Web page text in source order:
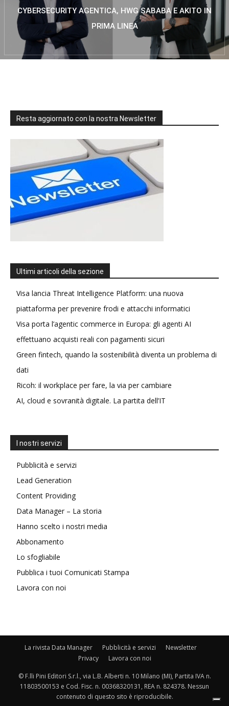
CYBERSECURITY AGENTICA, HWG SABABA E AKITO IN
PRIMA LINEA
Resta aggiornato con la nostra Newsletter
Ultimi articoli della sezione
Visa lancia Threat Intelligence Platform: una nuova
piattaforma per prevenire frodi e attacchi informatici
Visa porta l’agentic commerce in Europa: gli agenti AI
effettuano acquisti reali con pagamenti sicuri
Green fintech, quando la sostenibilità diventa un problema di
dati
Ricoh: il workplace per fare, la via per cambiare
AI, cloud e sovranità digitale. La partita dell’IT
I nostri servizi
Pubblicità e servizi
Lead Generation
Content Providing
Data Manager – La storia
Hanno scelto i nostri media
Abbonamento
Lo sfogliabile
Pubblica i tuoi Comunicati Stampa
Lavora con noi
La rivista Data Manager Pubblicità e servizi
Newsletter
Privacy
Lavora con noi
© F.lli Pini Editori S.r.l., via L.B. Alberti n. 10 Milano (MI), Partita IVA n.
11803500153 e Cod. Fisc. n. 00368320131, REA n. 824378. Nessun
contenuto di questo sito è riproducibile.